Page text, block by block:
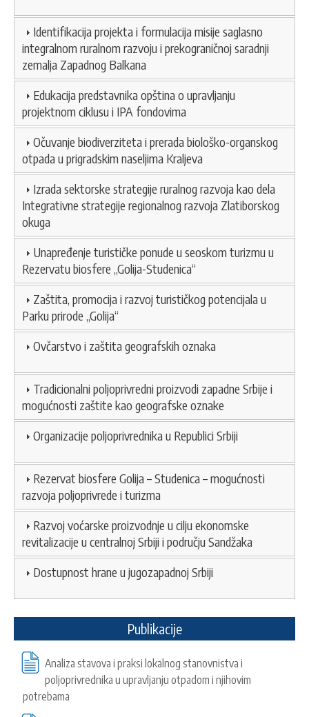
Identifikacija projekta i formulacija misije saglasno
integralnom ruralnom razvoju i prekograničnoj saradnji
zemalja Zapadnog Balkana
Edukacija predstavnika opština o upravljanju
projektnom ciklusu i IPA fondovima
Očuvanje biodiverziteta i prerada biološko-organskog
otpada u prigradskim naseljima Kraljeva
Izrada sektorske strategije ruralnog razvoja kao dela
Integrativne strategije regionalnog razvoja Zlatiborskog
okuga
Unapređenje turističke ponude u seoskom turizmu u
Rezervatu biosfere „Golija-Studenica“
Zaštita, promocija i razvoj turističkog potencijala u
Parku prirode „Golija“
Ovčarstvo i zaštita geografskih oznaka
Tradicionalni poljoprivredni proizvodi zapadne Srbije i
mogućnosti zaštite kao geografske oznake
Organizacije poljoprivrednika u Republici Srbiji
Rezervat biosfere Golija – Studenica – mogućnosti
razvoja poljoprivrede i turizma
Razvoj voćarske proizvodnje u cilju ekonomske
revitalizacije u centralnoj Srbiji i području Sandžaka
Dostupnost hrane u jugozapadnoj Srbiji
Publikacije
Analiza stavova i praksi lokalnog stanovnistva i
poljoprivrednika u upravljanju otpadom i njihovim
potrebama